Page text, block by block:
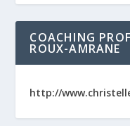
COACHING
ROUX-AMRANE
http://